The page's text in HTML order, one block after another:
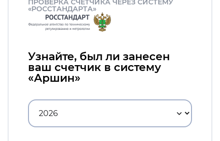
ПРОВЕРКА СЧЁТЧИКА ЧЕРЕЗ СИСТЕМУ
«РОССТАНДАРТА»
Узнайте, был ли занесен
ваш счетчик в систему
«Аршин»